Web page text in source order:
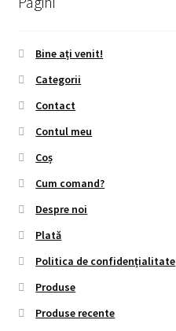
Bine ați venit!
Categorii
Contact
Contul meu
Coș
Cum comand?
Despre noi
Plată
Politica de confidențialitate
Produse
Produse recente